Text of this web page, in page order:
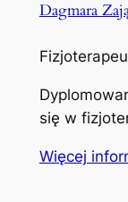
Dagmara
się w
Więcej